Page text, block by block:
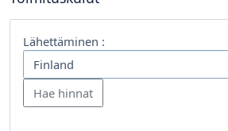
Lähettäminen :